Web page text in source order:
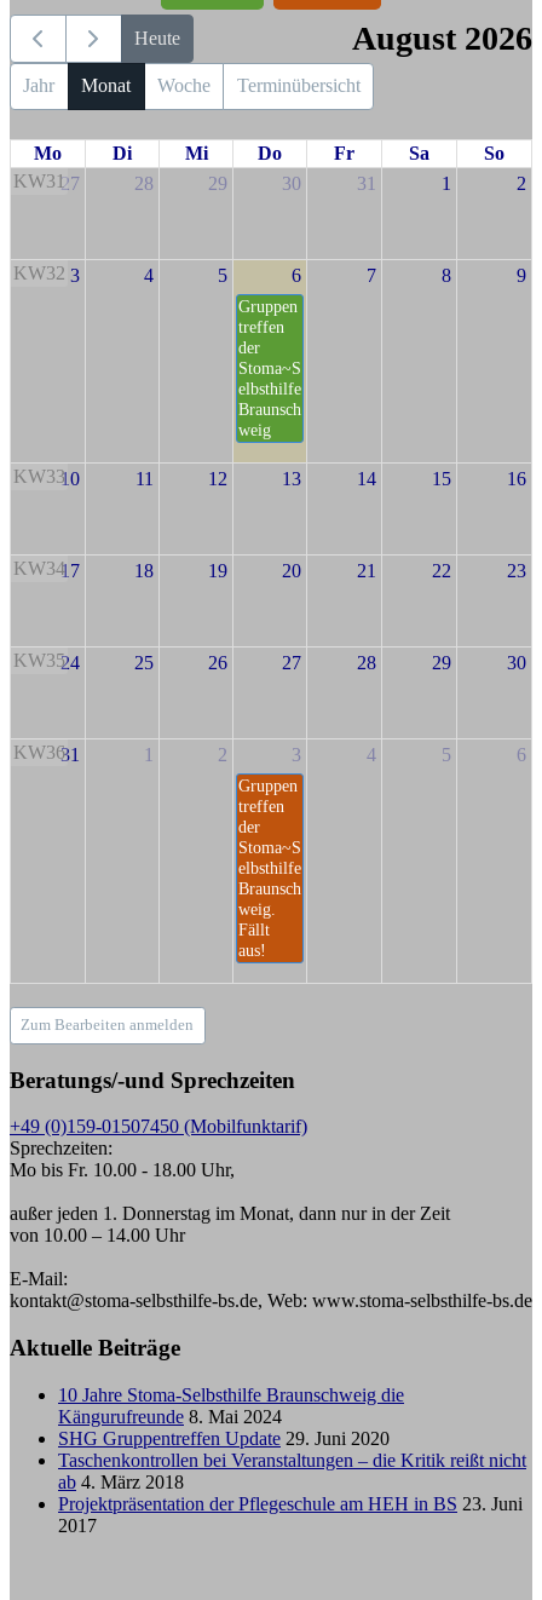
Heute August 2026
Jahr Monat Woche Terminübersicht
Mo Di Mi Do Fr Sa
So
KW3127 28 29 30 31 1 2
KW32 3 4 5 6
Gruppen
treffen
der
Stoma~S
elbsthilfe
Braunsch
weig
7 8 9
KW3310 11 12 13 14 15 16
KW3417 18 19 20 21 22 23
KW3524 25 26 27 28 29 30
KW3631 1 2 3
Gruppen
treffen
der
Stoma~S
elbsthilfe
Braunsch
weig.
Fällt
aus!
4 5 6
Zum Bearbeiten anmelden
Beratungs/-und Sprechzeiten
+49 (0)159-01507450 (Mobilfunktarif)
Sprechzeiten:
Mo bis Fr. 10.00 - 18.00 Uhr,
außer jeden 1. Donnerstag im Monat, dann nur in der Zeit
von 10.00 – 14.00 Uhr
E-Mail:
kontakt@stoma-selbsthilfe-bs.de, Web: www.stoma-selbsthilfe-bs.de
Aktuelle Beiträge
10 Jahre Stoma-Selbsthilfe Braunschweig die
Kängurufreunde 8. Mai 2024
SHG Gruppentreffen Update 29. Juni 2020
Taschenkontrollen bei Veranstaltungen – die Kritik reißt nicht
ab 4. März 2018
Projektpräsentation der Pflegeschule am HEH in BS 23. Juni
2017